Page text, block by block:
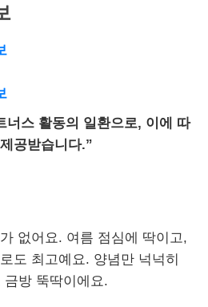
너스 활동의 일환으로, 이에 따
공받습니다.”
없어요. 여름 점심에 딱이고,
도 최고예요. 양념만 넉넉히
금방 뚝딱이에요.